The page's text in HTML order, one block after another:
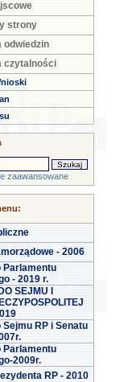
strony
odwiedzin
czytalności
zaawansowane
- 2006
Parlamentu
- 2019 r.
SEJMU I
RP i Senatu
Parlamentu
2009r.
RP - 2010